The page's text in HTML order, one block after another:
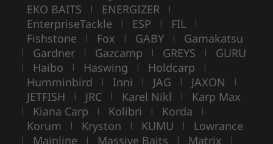
EKO BAITS | ENERGIZER |
EnterpriseTackle | ESP | FIL |
Fishstone | Fox | GABY | Gamakatsu
| Gardner | Gazcamp | GREYS | GURU
| Haibo | Haswing | Holdcarp |
Humminbird | Inni | JAG | JAXON |
JETFISH | JRC | Karel Nikl | Karp Max
| Kiana Carp | Kolibri | Korda |
Korum | Kryston | KUMU | Lowrance
| Mainline | Massive Baits | Matrix |